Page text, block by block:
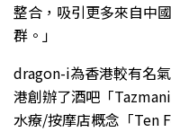
整合，吸引更多來自中
群。」
dragon-i為香港較有名
港創辦了酒吧「
水療/按摩店概念「Ten